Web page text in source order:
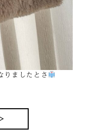
りましたとさ